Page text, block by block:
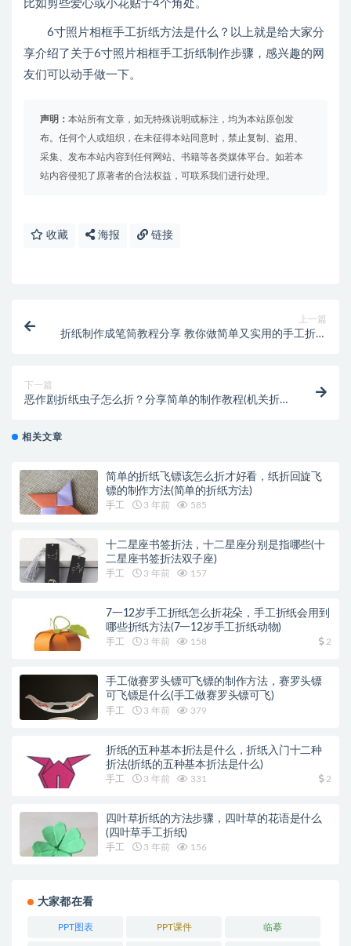
比如剪些爱心或小花贴于4个角处。
6寸照片相框手工折纸方法是什么？以上就是给大家分
享介绍了关于6寸照片相框手工折纸制作步骤，感兴趣的网
友们可以动手做一下。
声明： 本站所有文章，如无特殊说明或标注，均为本站原创发
布。任何个人或组织，在未征得本站同意时，禁止复制、盗用、
采集、发布本站内容到任何网站、书籍等各类媒体平台。如若本
站内容侵犯了原著者的合法权益，可联系我们进行处理。
收藏 海报 链接
上一篇
折纸制作成笔筒教程分享 教你做简单又实用的手工折纸
下一篇
恶作剧折纸虫子怎么折？分享简单的制作教程(机关折纸
相关文章
简单的折纸飞镖该怎么折才好看，纸折回旋飞
镖的制作方法(简单的折纸方法)
手工 3 年前 585
十二星座书签折法，十二星座分别是指哪些(十
二星座书签折法双子座)
手工 3 年前 157
7一12岁手工折纸怎么折花朵，手工折纸会用到
哪些折纸方法(7一12岁手工折纸动物)
手工 3 年前 158 2
手工做赛罗头镖可飞镖的制作方法，赛罗头镖
可飞镖是什么(手工做赛罗头镖可飞)
手工 3 年前 379
折纸的五种基本折法是什么，折纸入门十二种
折法(折纸的五种基本折法是什么)
手工 3 年前 331 2
四叶草折纸的方法步骤，四叶草的花语是什么
(四叶草手工折纸)
手工 3 年前 156
大家都在看
PPT图表 PPT课件 临摹